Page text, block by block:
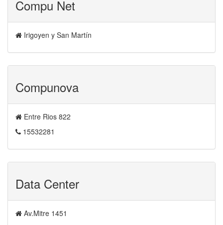
Compu Net
Irigoyen y San Martín
Compunova
Entre Rios 822
15532281
Data Center
Av.Mitre 1451